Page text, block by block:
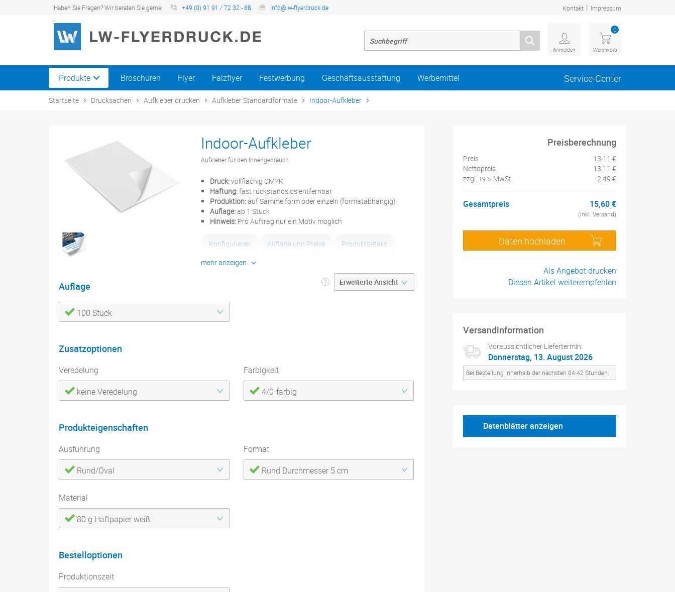
Haben Sie Fragen? Wir beraten Sie gerne: +49 (0) 91 91 / 72 32 - 88 info@lw-flyerdruck.de Kontakt | Impressum
Anmelden
0
Warenkorb
Produkte Broschüren Flyer Falzflyer Festwerbung Geschäftsausstattung Werbemittel Service-Center
Startseite Drucksachen Aufkleber drucken Aufkleber Standardformate Indoor-Aufkleber
Indoor-Aufkleber
Aufkleber für den Innengebrauch
Druck:vollflächig CMYK
Haftung:fast rückstandslos entfernbar
Produktion:auf Sammelform oder einzeln (formatabhängig)
Auflage:ab 1 Stück
Hinweis: Pro Auftrag nur ein Motiv möglich
Konfigurieren Auflage und Preise Produktdetails
Druckdatenblätter
mehr anzeigen
Auflage
100 Stück
Zusatzoptionen
Veredelung
keine Veredelung
Farbigkeit
4/0-farbig
Produkteigenschaften
Ausführung
Rund/Oval
Format
Rund Durchmesser 5 cm
Material
80 g Haftpapier weiß
Bestelloptionen
Produktionszeit
Preisberechnung
Preis
13,11 €
Nettopreis
13,11 €
zzgl. 19 % MwSt 2,49 €
Gesamtpreis 15,60 €
(inkl. Versand)
Daten hochladen
Als Angebot drucken
Diesen Artikel weiterempfehlen
Versandinformation
Voraussichtlicher Liefertermin:
Donnerstag, 13. August 2026
Bei Bestellung innerhalb der nächsten 04:42 Stunden.
Datenblätter anzeigen